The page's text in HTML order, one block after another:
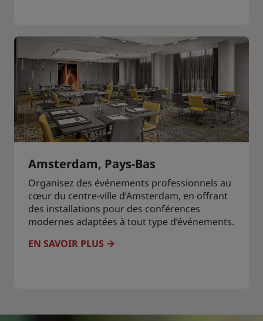
Amsterdam, Pays-Bas
Organisez des événements professionnels au
cœur du centre-ville d’Amsterdam, en offrant
des installations pour des conférences
modernes adaptées à tout type d’événements.
EN SAVOIR PLUS